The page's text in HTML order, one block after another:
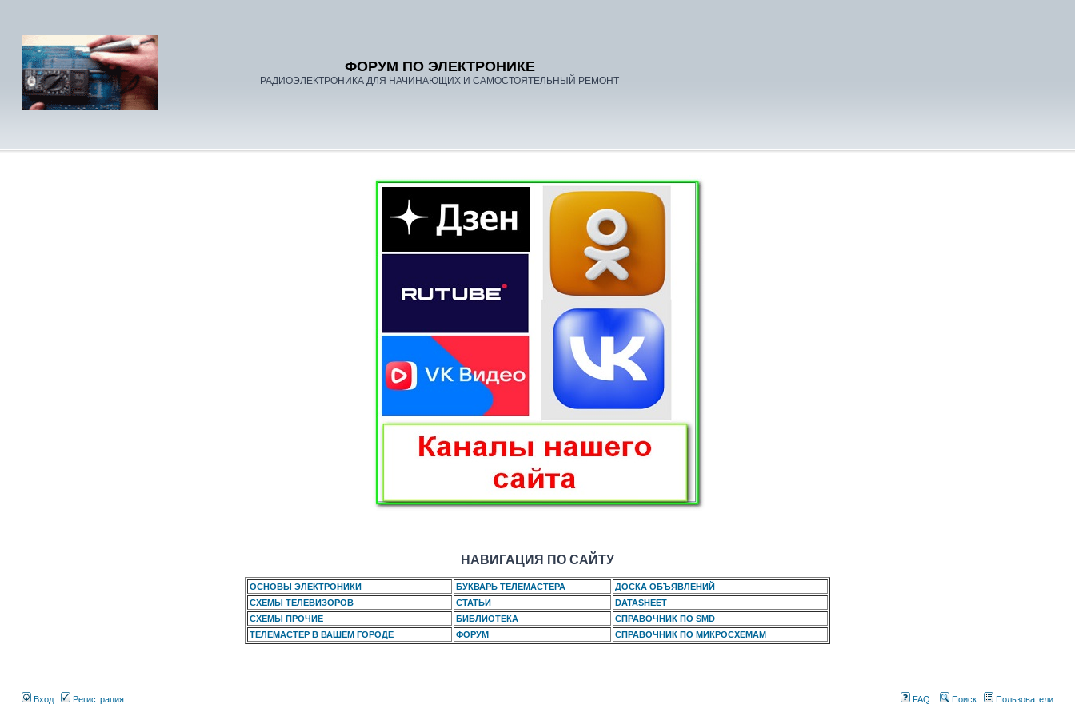
ФОРУМ ПО ЭЛЕКТРОНИКЕ
РАДИОЭЛЕКТРОНИКА ДЛЯ НАЧИНАЮЩИХ И САМОСТОЯТЕЛЬНЫЙ РЕМОНТ
НАВИГАЦИЯ ПО САЙТУ
ОСНОВЫ ЭЛЕКТРОНИКИ БУКВАРЬ ТЕЛЕМАСТЕРА
ДОСКА ОБЪЯВЛЕНИЙ
СХЕМЫ ТЕЛЕВИЗОРОВ
СТАТЬИ
DATASHEET
СХЕМЫ ПРОЧИЕ
БИБЛИОТЕКА
СПРАВОЧНИК ПО SMD
ТЕЛЕМАСТЕР В ВАШЕМ ГОРОДЕ
ФОРУМ СПРАВОЧНИК ПО МИКРОСХЕМАМ
Вход Регистрация FAQ Поиск Пользователи